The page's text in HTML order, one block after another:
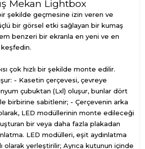
Mekan Lightbox
şekilde geçmesine izin veren ve
bir görsel etki sağlayan bir kumaş
benzeri bir ekranla en yeni ve en
çok hızlı bir şekilde monte edilir.
- Kasetin çerçevesi, çevreye
çubuktan (Lxl) oluşur, bunlar dört
birbirine sabitlenir; - Çerçevenin arka
olarak, LED modüllerinin monte edileceği
bir veya daha fazla plakadan
LED modülleri, eşit aydınlatma
olarak yerleştirilir; Ayrıca kutunun içinde